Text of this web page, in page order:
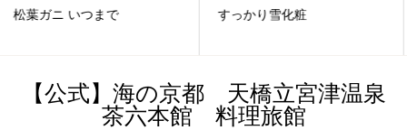
すっかり雪化粧 十日えびす
【公式】海の京都 天橋立宮津温泉
茶六本館 料理旅館